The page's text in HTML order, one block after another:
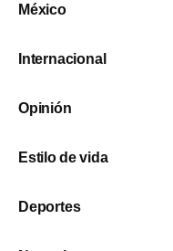
México
Internacional
Opinión
Estilo de vida
Deportes